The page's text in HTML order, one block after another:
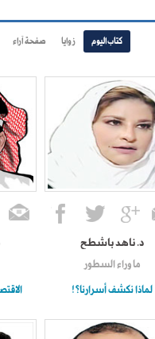
كتاب اليوم زوايا صفحة آراء
د. ناهد باشطح
ما وراء السطور
لماذا نكشف أسرارنا؟!